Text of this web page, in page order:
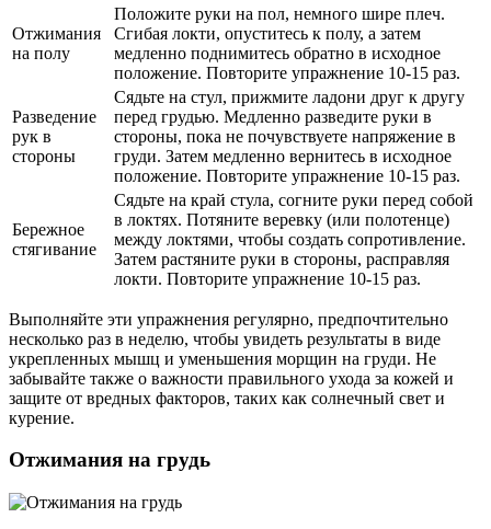
Отжимания
на полу
Положите руки на пол, немного шире плеч.
Сгибая локти, опуститесь к полу, а затем
медленно поднимитесь обратно в исходное
положение. Повторите упражнение 10-15 раз.
Разведение
рук в
стороны
Сядьте на стул, прижмите ладони друг к другу
перед грудью. Медленно разведите руки в
стороны, пока не почувствуете напряжение в
груди. Затем медленно вернитесь в исходное
положение. Повторите упражнение 10-15 раз.
Бережное
стягивание
Сядьте на край стула, согните руки перед собой
в локтях. Потяните веревку (или полотенце)
между локтями, чтобы создать сопротивление.
Затем растяните руки в стороны, расправляя
локти. Повторите упражнение 10-15 раз.
Выполняйте эти упражнения регулярно, предпочтительно
несколько раз в неделю, чтобы увидеть результаты в виде
укрепленных мышц и уменьшения морщин на груди. Не
забывайте также о важности правильного ухода за кожей и
защите от вредных факторов, таких как солнечный свет и
курение.
Отжимания на грудь